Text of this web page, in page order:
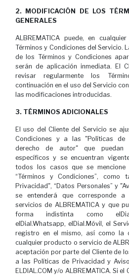
2. MODIFICACIÓN DE LOS
GENERALES
ALBREMATICA puede, en
Términos y Condiciones del Servicio.
de los Términos y Condiciones
serán de aplicación inmediata. El
revisar regularmente los
continuación en el uso del Servicio
las modificaciones introducidas.
3. TÉRMINOS ADICIONALES
El uso del Cliente del Servicio se
Condiciones y a las "Políticas de
derecho de autor" que puedan
específicos y se encuentran
todos los casos que se mencione
“Términos y Condiciones”, como
Privacidad", “Datos Personales” y
se entenderá que corresponde
servicios de ALBREMATICA y que
forma indistinta como
elDial.Whatsapp, elDial.Móvil, el
registro en el mismo, así como la
cualquier producto o servicio de
aceptación por parte del Cliente de
a las Políticas de Privacidad y
ELDIAL.COM y/o ALBREMATICA. Si